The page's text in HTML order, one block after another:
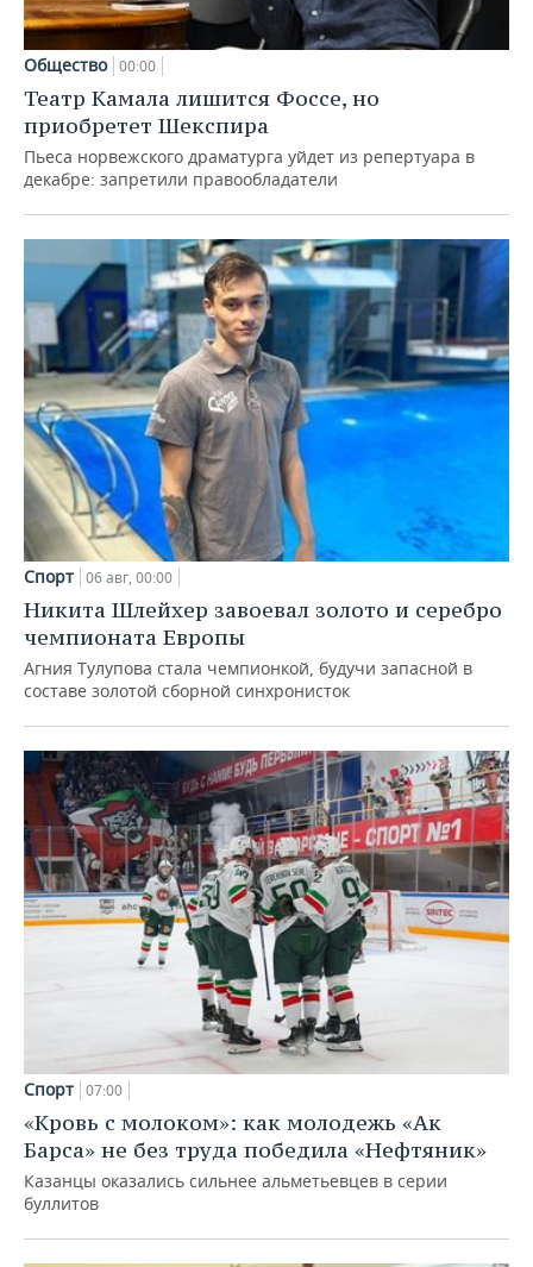
Общество 00:00
Театр Камала лишится Фоссе, но
приобретет Шекспира
Пьеса норвежского драматурга уйдет из репертуара в
декабре: запретили правообладатели
Спорт 06 авг, 00:00
Никита Шлейхер завоевал золото и серебро
чемпионата Европы
Агния Тулупова стала чемпионкой, будучи запасной в
составе золотой сборной синхронисток
Спорт 07:00
«Кровь с молоком»: как молодежь «Ак
Барса» не без труда победила «Нефтяник»
Казанцы оказались сильнее альметьевцев в серии
буллитов